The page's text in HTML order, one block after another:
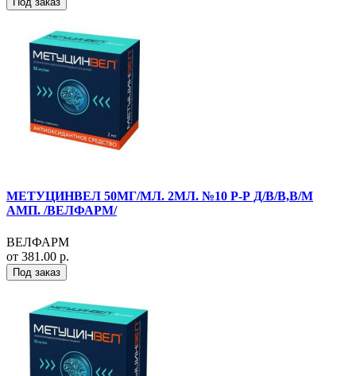
МЕТУЦИНВЕЛ 50МГ/МЛ. 2МЛ. №10 Р-Р Д/В/В,В/М
АМП. /ВЕЛФАРМ/
ВЕЛФАРМ
от 381.00 р.
Под заказ